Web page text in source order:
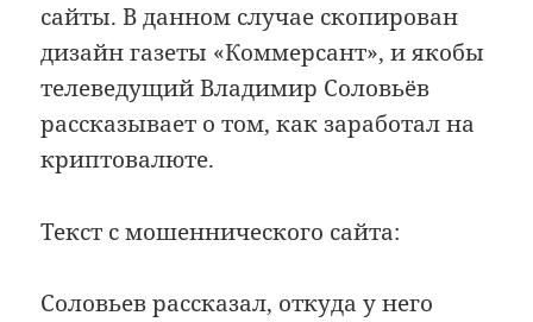
сайты. В данном случае скопирован
дизайн газеты «Коммерсант», и якобы
телеведущий Владимир Соловьёв
рассказывает о том, как заработал на
криптовалюте.
Текст с мошеннического сайта:
Соловьев рассказал, откуда у него